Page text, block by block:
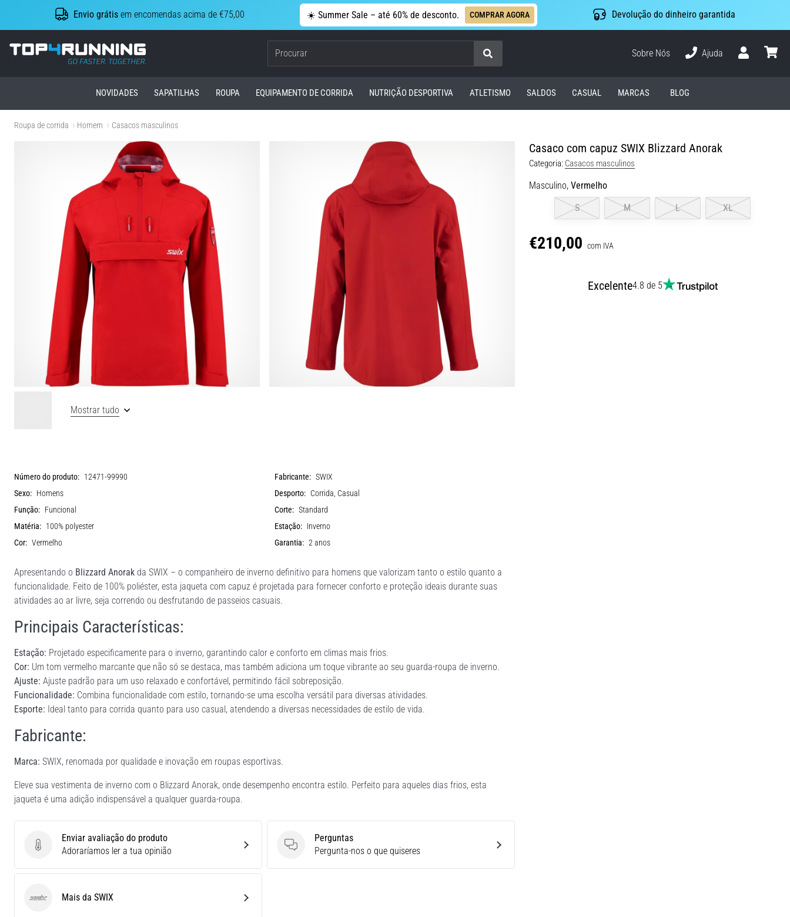
Envio grátis em encomendas acima de €75,00 ☀️ Summer Sale – até 60% de desconto. COMPRAR AGORA Devolução do dinheiro garantida
Top4Running.pt
Procurar
Sobre Nós
Ajuda
NOVIDADES SAPATILHAS ROUPA EQUIPAMENTO DE CORRIDA NUTRIÇÃO DESPORTIVA ATLETISMO SALDOS CASUAL MARCAS BLOG
Roupa de corrida Homem Casacos masculinos
Casaco com capuz SWIX Blizzard Anorak
Categoria: Casacos masculinos
Masculino, Vermelho
S
M L XL
€210,00 com IVA
Excelente4.8 de 5
Mostrar tudo
Número do produto: 12471-99990 Fabricante: SWIX
Sexo: Homens Desporto: Corrida, Casual
Função: Funcional Corte: Standard
Matéria: 100% polyester Estação: Inverno
Cor: Vermelho Garantia: 2 anos
Apresentando o Blizzard Anorak da SWIX – o companheiro de inverno definitivo para homens que valorizam tanto o estilo quanto a
funcionalidade. Feito de 100% poliéster, esta jaqueta com capuz é projetada para fornecer conforto e proteção ideais durante suas
atividades ao ar livre, seja correndo ou desfrutando de passeios casuais.
Principais Características:
Estação: Projetado especificamente para o inverno, garantindo calor e conforto em climas mais frios.
Cor: Um tom vermelho marcante que não só se destaca, mas também adiciona um toque vibrante ao seu guarda-roupa de inverno.
Ajuste: Ajuste padrão para um uso relaxado e confortável, permitindo fácil sobreposição.
Funcionalidade: Combina funcionalidade com estilo, tornando-se uma escolha versátil para diversas atividades.
Esporte: Ideal tanto para corrida quanto para uso casual, atendendo a diversas necessidades de estilo de vida.
Fabricante:
Marca: SWIX, renomada por qualidade e inovação em roupas esportivas.
Eleve sua vestimenta de inverno com o Blizzard Anorak, onde desempenho encontra estilo. Perfeito para aqueles dias frios, esta
jaqueta é uma adição indispensável a qualquer guarda-roupa.
Enviar avaliação do produto
Enviar avaliação do produto
Adoraríamos ler a tua opinião
Perguntas
Perguntas
Pergunta-nos o que quiseres
SWIX Mais da SWIX